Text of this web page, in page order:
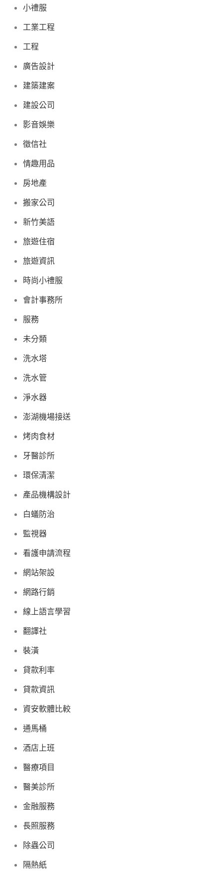
小禮服
工業工程
工程
廣告設計
建築建案
建設公司
影音娛樂
徵信社
情趣用品
房地產
搬家公司
新竹美語
旅遊住宿
旅遊資訊
時尚小禮服
會計事務所
服務
未分類
洗水塔
洗水管
淨水器
澎湖機場接送
烤肉食材
牙醫診所
環保清潔
產品機構設計
白蟻防治
監視器
看護申請流程
網站架設
網路行銷
線上語言學習
翻譯社
裝潢
貸款利率
貸款資訊
資安軟體比較
通馬桶
酒店上班
醫療項目
醫美診所
金融服務
長照服務
除蟲公司
隔熱紙